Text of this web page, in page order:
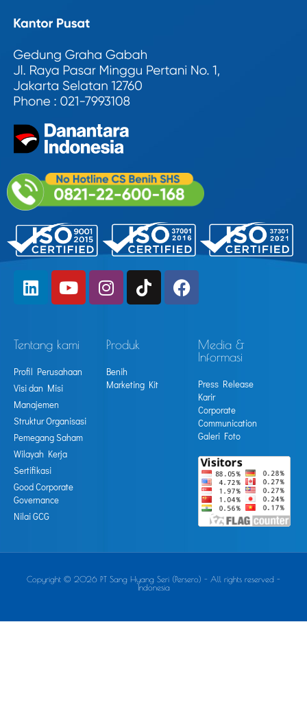
Tentang kami
Profil Perusahaan
Visi dan Misi
Manajemen
Struktur Organisasi
Pemegang Saham
Wilayah Kerja
Sertifikasi
Good Corporate
Governance
Nilai GCG
Produk
Benih
Marketing Kit
Media &
Informasi
Press Release
Karir
Corporate
Communication
Galeri Foto
Copyright © 2026 PT Sang Hyang Seri (Persero) - All rights reserved -
Indonesia